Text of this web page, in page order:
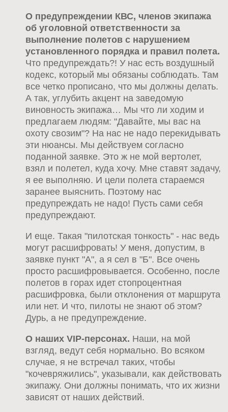
О предупреждении КВС, членов экипажа
об уголовной ответственности за
выполнение полетов с нарушением
установленного порядка и правил полета.
Что предупреждать?! У нас есть воздушный
кодекс, который мы обязаны соблюдать. Там
все четко прописано, что мы должны делать.
А так, углубить акцент на заведомую
виновность экипажа… Мы что ли ходим и
предлагаем людям: "Давайте, мы вас на
охоту свозим"? На нас не надо перекидывать
эти нюансы. Мы действуем согласно
поданной заявке. Это ж не мой вертолет,
взял и полетел, куда хочу. Мне ставят задачу,
я ее выполняю. И цели полета стараемся
заранее выяснить. Поэтому нас
предупреждать не надо! Пусть сами себя
предупреждают.
И еще. Такая "пилотская тонкость" - нас ведь
могут расшифровать! У меня, допустим, в
заявке пункт "А", а я сел в "Б". Все очень
просто расшифровывается. Особенно, после
полетов в горах идет стопроцентная
расшифровка, были отклонения от маршрута
или нет. И что, пилоты не знают об этом?
Дурь, а не предупреждение.
О наших VIP-персонах. Наши, на мой
взгляд, ведут себя нормально. Во всяком
случае, я не встречал таких, чтобы
"кочевряжились", указывали, как действовать
экипажу. Они должны понимать, что их жизни
зависят от наших действий.